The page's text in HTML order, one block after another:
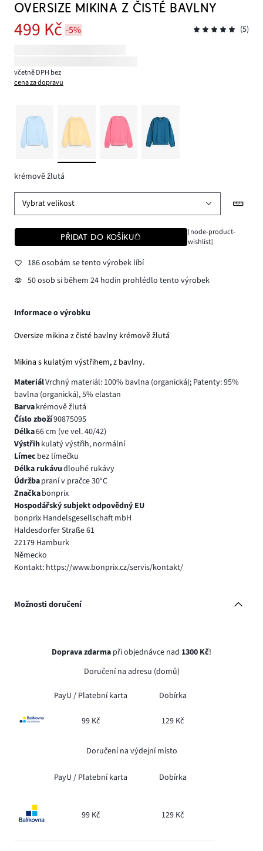
OVERSIZE MIKINA Z ČISTÉ BAVLNY
499 Kč -5% (5)
včetně DPH bez
cena za dopravu
krémově žlutá
Vybrat velikost
PŘIDAT DO KOŠÍKU
[node-product-
wishlist]
186 osobám se tento výrobek líbí
50 osob si během 24 hodin prohlédlo tento výrobek
Informace o výrobku
Oversize mikina z čisté bavlny krémově žlutá
Mikina s kulatým výstřihem, z bavlny.
MateriálVrchný materiál: 100% bavlna (organická); Patenty: 95%
bavlna (organická), 5% elastan
Barvakrémově žlutá
Číslo zboží90875095
Délka66 cm (ve vel. 40/42)
Výstřihkulatý výstřih, normální
Límec bez límečku
Délka rukávudlouhé rukávy
Údržbapraní v pračce 30°C
Značkabonprix
Hospodářský subjekt odpovědný EU
bonprix Handelsgesellschaft mbH
Haldesdorfer Straße 61
22179 Hamburk
Německo
Kontakt: https://www.bonprix.cz/servis/kontakt/
Možnosti doručení
Doprava zdarma při objednávce nad 1300 Kč!
Doručení na adresu (domů)
PayU / Platební karta Dobírka
99 Kč 129 Kč
Doručení na výdejní místo
PayU / Platební karta Dobírka
99 Kč 129 Kč